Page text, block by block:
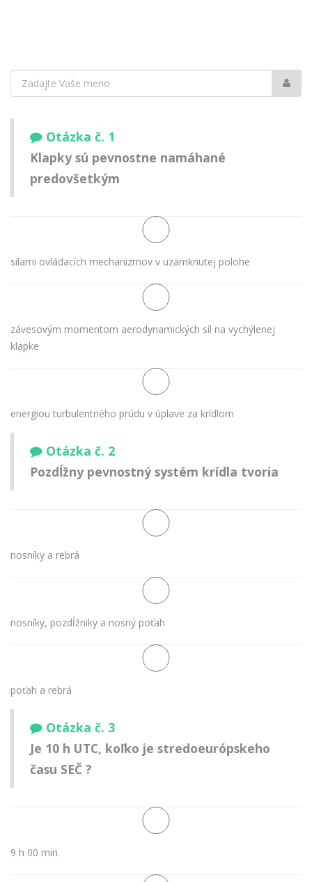
Vaše
meno:
Otázka č. 1
Klapky sú pevnostne namáhané
predovšetkým
silami ovládacích mechanizmov v uzamknutej polohe
závesovým momentom aerodynamických síl na vychýlenej
klapke
energiou turbulentného prúdu v úplave za krídlom
Otázka č. 2
Pozdĺžny pevnostný systém krídla tvoria
nosníky a rebrá
nosníky, pozdĺžniky a nosný poťah
poťah a rebrá
Otázka č. 3
Je 10 h UTC, koľko je stredoeurópskeho
času SEČ ?
9 h 00 min.